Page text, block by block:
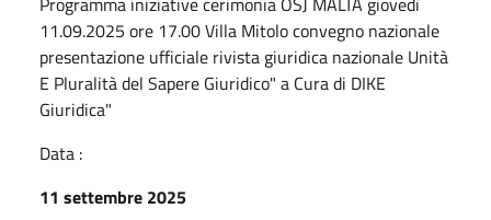
11.09.2025 ore 17.00 Villa Mitolo convegno nazionale
presentazione ufficiale rivista giuridica nazionale Unità
E Pluralità del Sapere Giuridico" a Cura di DIKE
Giuridica"
Data :
11 settembre 2025